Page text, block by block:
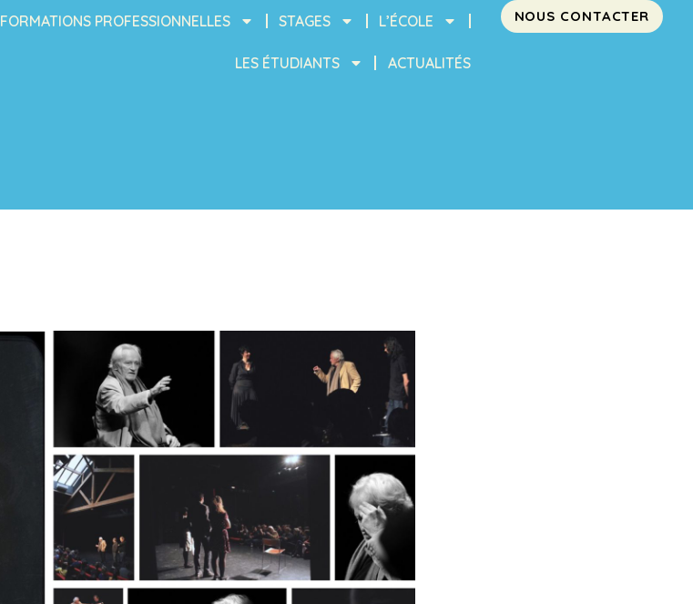
FORMATIONS PROFESSIONNELLES STAGES L’ÉCOLE
LES ÉTUDIANTS ACTUALITÉS
NOUS CONTACTER